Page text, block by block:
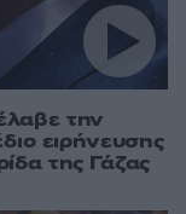
την
ειρήνευσης
της Γάζας